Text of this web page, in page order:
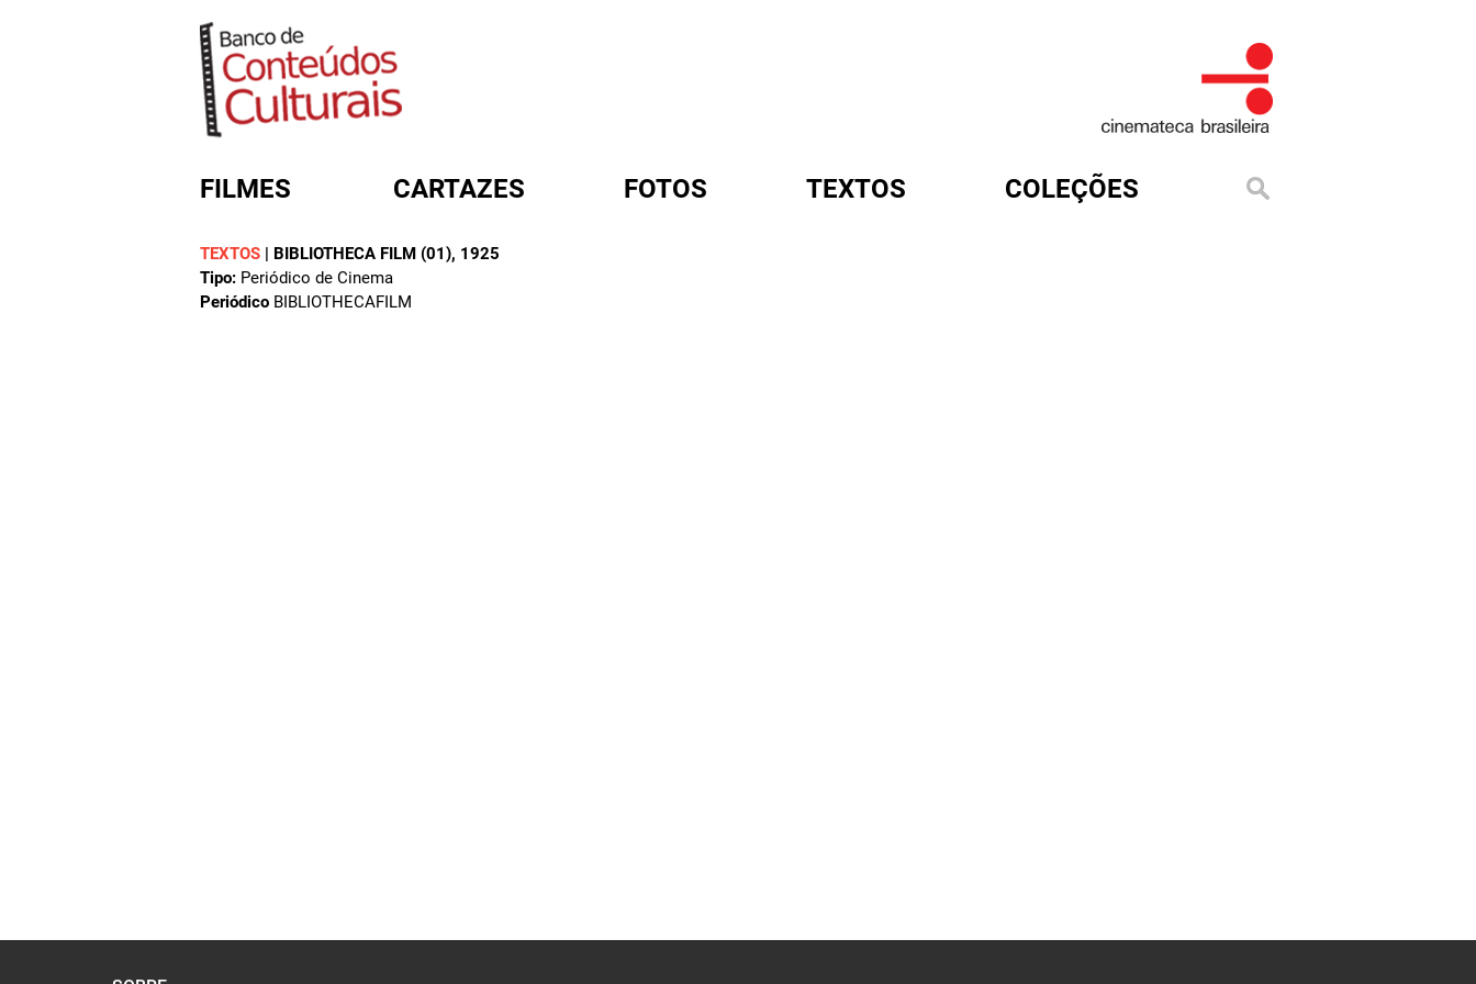
FILMES CARTAZES FOTOS TEXTOS COLEÇÕES
TEXTOS | BIBLIOTHECA FILM (01), 1925
Tipo: Periódico de Cinema
Periódico BIBLIOTHECAFILM
FORMULÁRIO DE BUSCA